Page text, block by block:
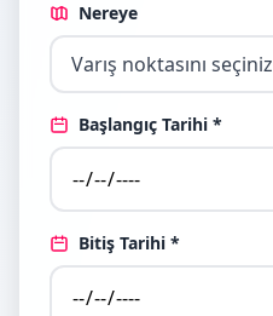
Nereye
Varış noktasını seçiniz
Başlangıç Tarihi *
Bitiş Tarihi *